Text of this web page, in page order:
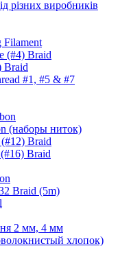
різних виробників
Filament
(#4) Braid
Braid
#1, #5 & #7
(наборы ниток)
Braid
Braid
Braid (5m)
2 мм, 4 мм
хлопок)